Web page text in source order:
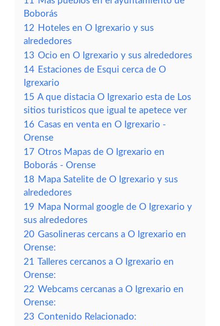
Boborás
12 Hoteles en O Igrexario y sus
alrededores
13 Ocio en O Igrexario y sus alrededores
14 Estaciones de Esqui cerca de O
Igrexario
15 A que distacia O Igrexario esta de Los
sitios turisticos que igual te apetece ver
16 Casas en venta en O Igrexario -
Orense
17 Otros Mapas de O Igrexario en
Boborás - Orense
18 Mapa Satelite de O Igrexario y sus
alrededores
19 Mapa Normal google de O Igrexario y
sus alrededores
20 Gasolineras cercans a O Igrexario en
Orense:
21 Talleres cercanos a O Igrexario en
Orense:
22 Webcams cercanas a O Igrexario en
Orense:
23 Contenido Relacionado: